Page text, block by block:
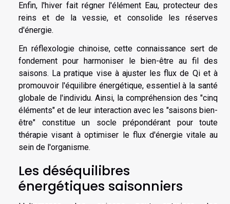
Enfin, l'hiver fait régner l'élément Eau, protecteur des
reins et de la vessie, et consolide les réserves
d'énergie.
En réflexologie chinoise, cette connaissance sert de
fondement pour harmoniser le bien-être au fil des
saisons. La pratique vise à ajuster les flux de Qi et à
promouvoir l'équilibre énergétique, essentiel à la santé
globale de l'individu. Ainsi, la compréhension des "cinq
éléments" et de leur interaction avec les "saisons bien-
être" constitue un socle prépondérant pour toute
thérapie visant à optimiser le flux d'énergie vitale au
sein de l'organisme.
Les déséquilibres
énergétiques saisonniers